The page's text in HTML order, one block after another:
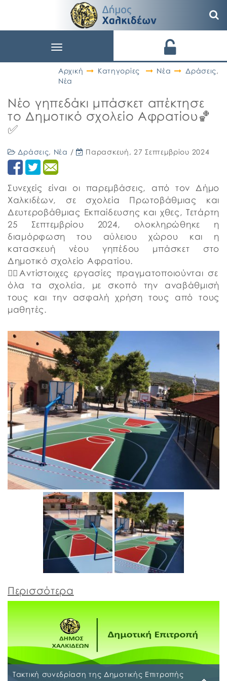
Toggle
Αρχική
Κατηγορίες Νέα Δράσεις,
Νέα
Νέο γηπεδάκι μπάσκετ απέκτησε
το Δημοτικό σχολείο Αφρατίου🏀
✅
Δράσεις, Νέα / Παρασκευή, 27 Σεπτεμβρίου 2024
Συνεχείς είναι οι παρεμβάσεις, από τον Δήμο
Χαλκιδέων, σε σχολεία Πρωτοβάθμιας και
Δευτεροβάθμιας Εκπαίδευσης και χθες, Τετάρτη
25 Σεπτεμβρίου 2024, ολοκληρώθηκε η
διαμόρφωση του αύλειου χώρου και η
κατασκευή νέου γηπέδου μπάσκετ στο
Δημοτικό σχολείο Αφρατίου.
👉🏼Αντίστοιχες εργασίες πραγματοποιούνται σε
όλα τα σχολεία, με σκοπό την αναβάθμισή
τους και την ασφαλή χρήση τους από τους
μαθητές.
Περισσότερα
Τακτική συνεδρίαση της Δημοτικής Επιτροπής